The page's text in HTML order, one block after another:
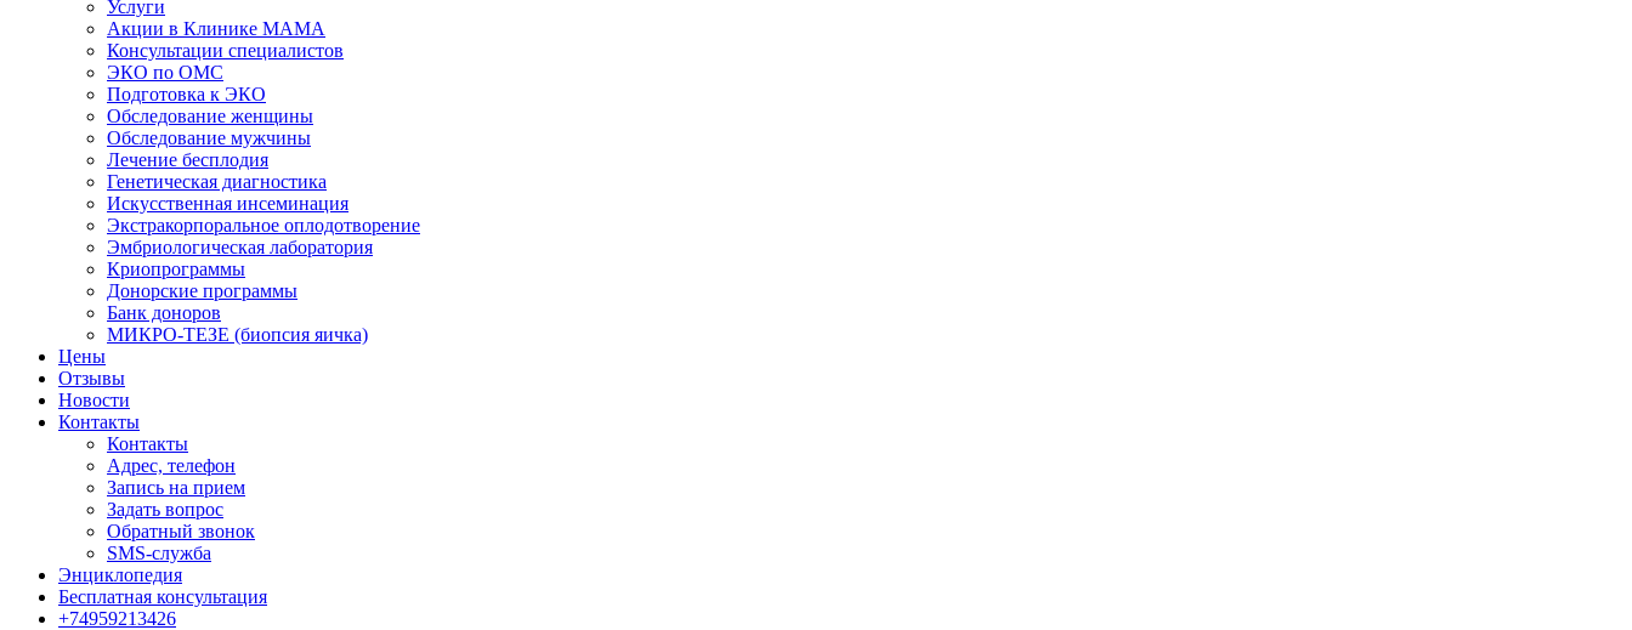
Услуги
Акции в Клинике МАМА
Консультации специалистов
ЭКО по ОМС
Подготовка к ЭКО
Обследование женщины
Обследование мужчины
Лечение бесплодия
Генетическая диагностика
Искусственная инсеминация
Экстракорпоральное оплодотворение
Эмбриологическая лаборатория
Криопрограммы
Донорские программы
Банк доноров
МИКРО-ТЕЗЕ (биопсия яичка)
Цены
Отзывы
Новости
Контакты
Контакты
Адрес, телефон
Запись на прием
Задать вопрос
Обратный звонок
SMS-служба
Энциклопедия
Бесплатная консультация
+74959213426